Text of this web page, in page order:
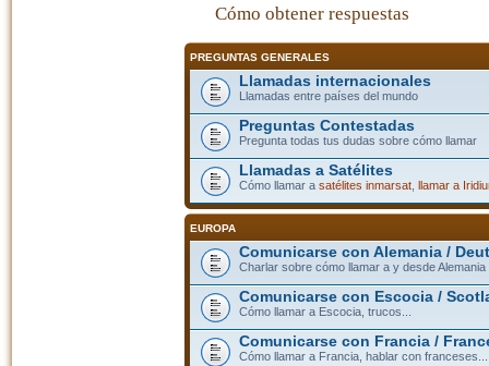
Cómo obtener respuestas
PREGUNTAS GENERALES
Llamadas internacionales
Llamadas entre países del mundo
Preguntas Contestadas
Pregunta todas tus dudas sobre cómo llamar
Llamadas a Satélites
Cómo llamar a satélites inmarsat, llamar a
EUROPA
Comunicarse con Alemania /
Charlar sobre cómo llamar a y desde Alemania
Comunicarse con Escocia /
Cómo llamar a Escocia, trucos...
Comunicarse con Francia /
Cómo llamar a Francia, hablar con franceses...